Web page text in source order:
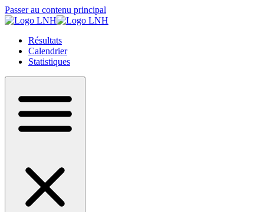
Passer au contenu principal
Résultats
Calendrier
Statistiques